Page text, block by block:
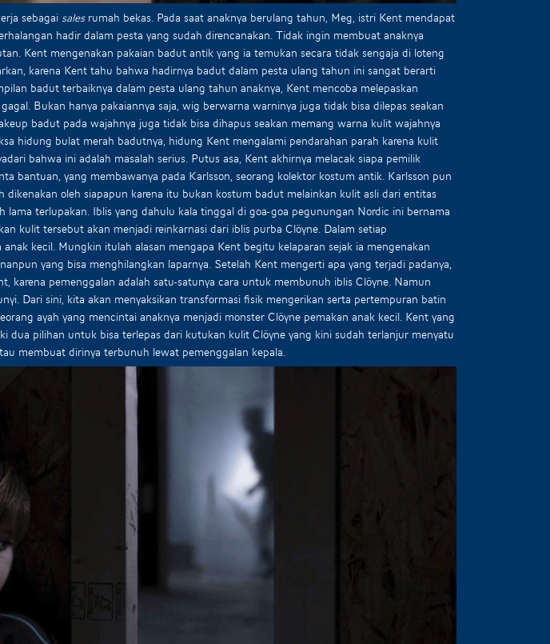
sebagai salesrumah bekas. Pada saat anaknya berulang tahun, Meg, istri Kent mendapat
hadir dalam pesta yang sudah direncanakan. Tidak ingin membuat anaknya
Kent mengenakan pakaian badut antik yang ia temukan secara tidak sengaja di loteng
karena Kent tahu bahwa hadirnya badut dalam pesta ulang tahun ini sangat berarti
badut terbaiknya dalam pesta ulang tahun anaknya, Kent mencoba melepaskan
Bukan hanya pakaiannya saja, wig berwarna warninya juga tidak bisa dilepas seakan
badut pada wajahnya juga tidak bisa dihapus seakan memang warna kulit wajahnya
hidung bulat merah badutnya, hidung Kent mengalami pendarahan parah karena kulit
bahwa ini adalah masalah serius. Putus asa, Kent akhirnya melacak siapa pemilik
bantuan, yang membawanya pada Karlsson, seorang kolektor kostum antik. Karlsson pun
dikenakan oleh siapapun karena itu bukan kostum badut melainkan kulit asli dari entitas
lama terlupakan. Iblis yang dahulu kala tinggal di goa-goa pegunungan Nordic ini bernama
kulit tersebut akan menjadi reinkarnasi dari iblis purba Clöyne. Dalam setiap
kecil. Mungkin itulah alasan mengapa Kent begitu kelaparan sejak ia mengenakan
yang bisa menghilangkan laparnya. Setelah Kent mengerti apa yang terjadi padanya,
karena pemenggalan adalah satu-satunya cara untuk membunuh iblis Clöyne. Namun
Dari sini, kita akan menyaksikan transformasi fisik mengerikan serta pertempuran batin
ayah yang mencintai anaknya menjadi monster Clöyne pemakan anak kecil. Kent yang
dua pilihan untuk bisa terlepas dari kutukan kulit Clöyne yang kini sudah terlanjur menyatu
membuat dirinya terbunuh lewat pemenggalan kepala.